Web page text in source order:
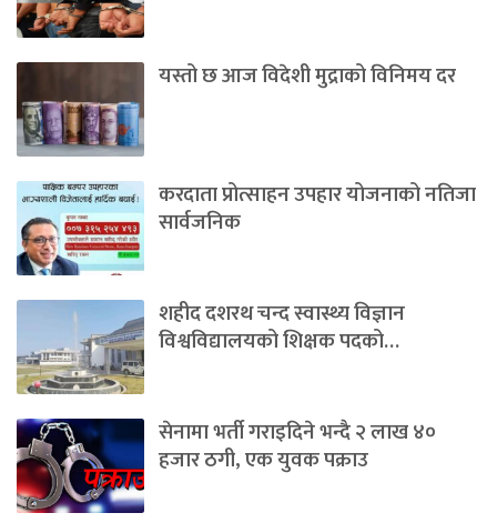
यस्तो छ आज विदेशी मुद्राको विनिमय दर
करदाता प्रोत्साहन उपहार योजनाको नतिजा
सार्वजनिक
शहीद दशरथ चन्द स्वास्थ्य विज्ञान
विश्वविद्यालयको शिक्षक पदको…
सेनामा भर्ती गराइदिने भन्दै २ लाख ४०
हजार ठगी, एक युवक पक्राउ